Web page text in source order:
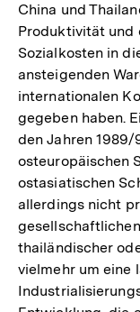
China und
Produktivität und
Sozialkosten in
ansteigenden
internationalen
gegeben haben.
den Jahren
osteuropäischen
ostasiatischen
allerdings nicht
thailändischer
vielmehr um eine